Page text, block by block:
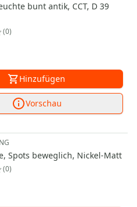
bunt antik, CCT, D 39
0
Hinzufügen
Vorschau
Spots beweglich, Nickel-Matt
0